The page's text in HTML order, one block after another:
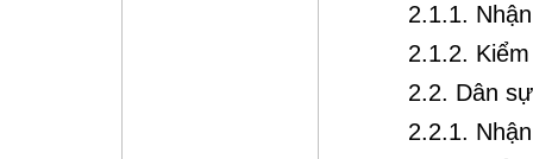
2.1.1.
2.1.2.
2.2. Dân sự
2.2.1.